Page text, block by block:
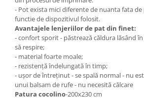
- Pot exista mici diferente de nuanta fata
functie de dispozitivul folosit.
Avantajele lenjeriilor de pat din finet:
- confort sporit - păstrează căldura lăsând
să respire;
- material foarte moale;
- rezistență îndelungată în timp;
- ușor de întreținut - se spală normal - nu
unui balsam de rufe - nu necesită călcare
Patura cocolino-200x230 cm